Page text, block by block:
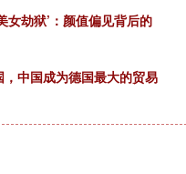
女劫狱’：颜值偏见背后的
中国成为德国最大的贸易